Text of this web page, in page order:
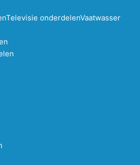
Televisie onderdelenVaatwasser